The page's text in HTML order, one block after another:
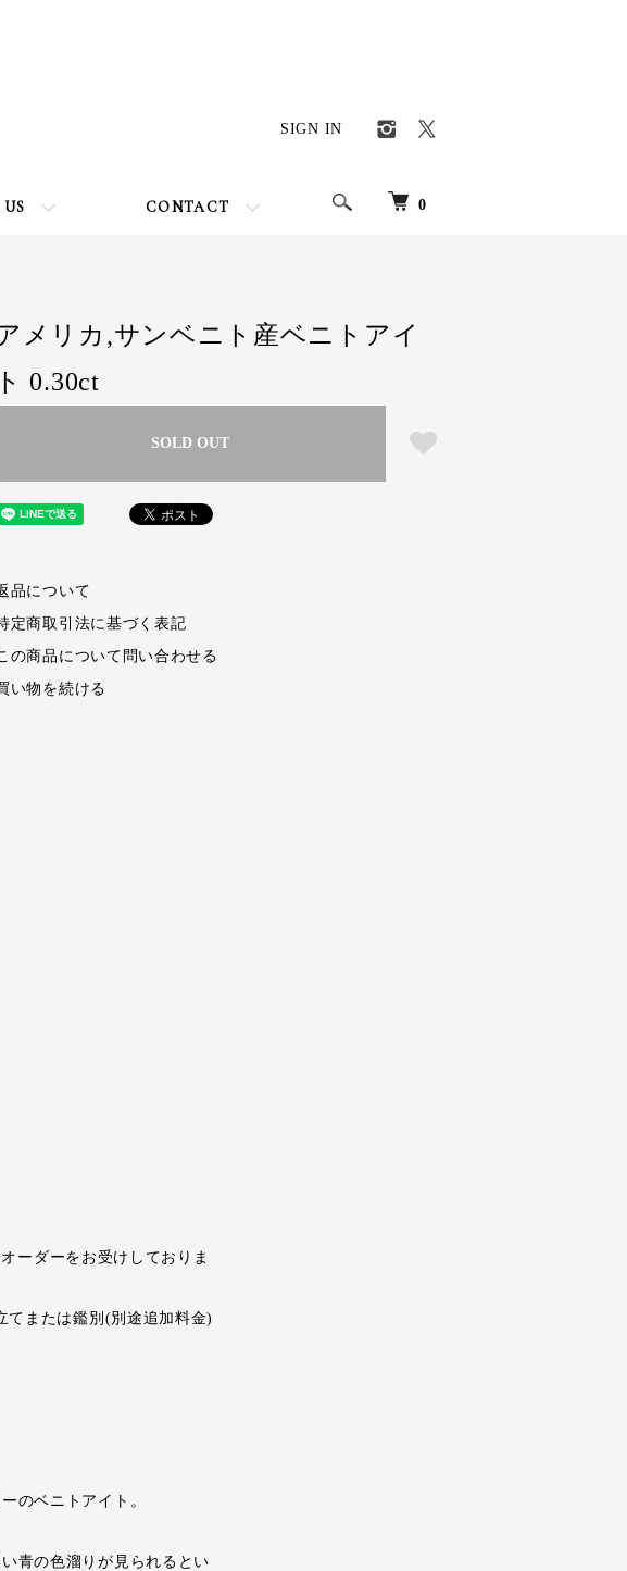
0
CONTACT
SIGN IN
メリカ,サンベニト産ベニトアイ
ト 0.30ct
SOLD OUT
品について
定商取引法に基づく表記
の商品について問い合わせる
い物を続ける
ーダーをお受けしておりま
てまたは鑑別(別途追加料金)
のベニトアイト。
青の色溜りが見られるとい